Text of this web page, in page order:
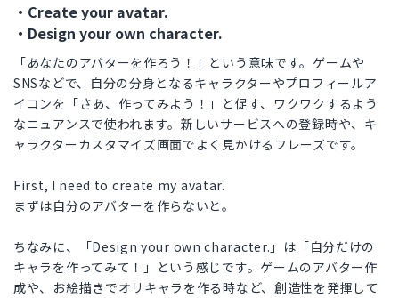
・Create your avatar.
・Design your own character.
「あなたのアバターを作ろう！」という意味です。ゲームや
SNSなどで、自分の分身となるキャラクターやプロフィールア
イコンを「さあ、作ってみよう！」と促す、ワクワクするよう
なニュアンスで使われます。新しいサービスへの登録時や、キ
ャラクターカスタマイズ画面でよく見かけるフレーズです。
First, I need to create my avatar.
まずは自分のアバターを作らないと。
ちなみに、「Design your own character.」は「自分だけの
キャラを作ってみて！」という感じです。ゲームのアバター作
成や、お絵描きでオリキャラを作る時など、創造性を発揮して